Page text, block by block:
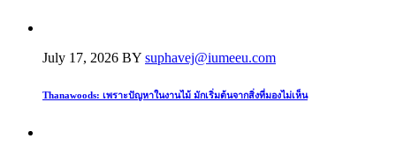
July 17, 2026 BY suphavej@iumeeu.com
Thanawoods: เพราะปัญหาในงานไม้ มักเริ่มต้นจากสิ่งที่มองไม่เห็น